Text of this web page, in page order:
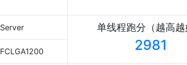
Server 单线程跑分（越高
2981
FCLGA1200